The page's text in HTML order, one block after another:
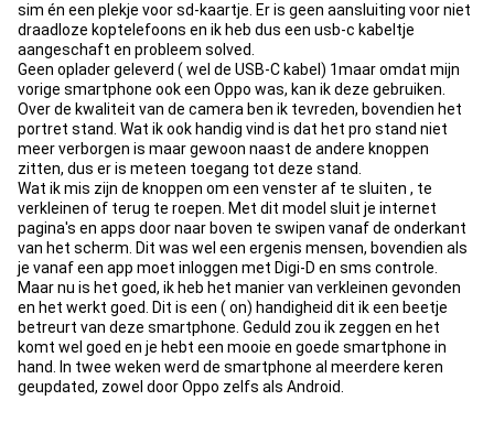
sim én een plekje voor sd-kaartje. Er is geen aansluiting voor niet
draadloze koptelefoons en ik heb dus een usb-c kabeltje
aangeschaft en probleem solved.
Geen oplader geleverd ( wel de USB-C kabel) 1maar omdat mijn
vorige smartphone ook een Oppo was, kan ik deze gebruiken.
Over de kwaliteit van de camera ben ik tevreden, bovendien het
portret stand. Wat ik ook handig vind is dat het pro stand niet
meer verborgen is maar gewoon naast de andere knoppen
zitten, dus er is meteen toegang tot deze stand.
Wat ik mis zijn de knoppen om een venster af te sluiten , te
verkleinen of terug te roepen. Met dit model sluit je internet
pagina's en apps door naar boven te swipen vanaf de onderkant
van het scherm. Dit was wel een ergenis mensen, bovendien als
je vanaf een app moet inloggen met Digi-D en sms controle.
Maar nu is het goed, ik heb het manier van verkleinen gevonden
en het werkt goed. Dit is een ( on) handigheid dit ik een beetje
betreurt van deze smartphone. Geduld zou ik zeggen en het
komt wel goed en je hebt een mooie en goede smartphone in
hand. In twee weken werd de smartphone al meerdere keren
geupdated, zowel door Oppo zelfs als Android.